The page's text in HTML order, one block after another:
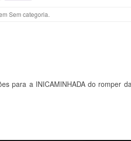
Sem categoria.
para a INICAMINHADA do romper